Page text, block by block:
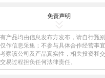
免责声明
产品均由信息发布方发布，请自行甄
作信息采集；不参与具体合作经营事
察该公司及产品真实性，相关投资和
易过程担负任何法律责任。